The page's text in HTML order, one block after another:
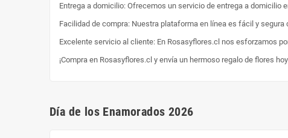
Entrega a domicilio: Ofrecemos un servicio de entrega a domicilio
Facilidad de compra: Nuestra plataforma en línea es fácil y
Excelente servicio al cliente: En Rosasyflores.cl nos esforzamos
¡Compra en Rosasyflores.cl y envía un hermoso regalo de flores
Día de los Enamorados 2026